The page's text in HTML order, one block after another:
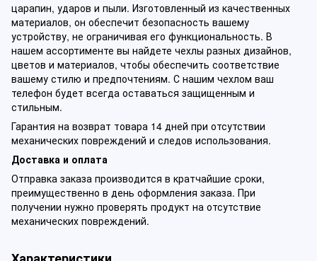
царапин, ударов и пыли. Изготовленный из качественных
материалов, он обеспечит безопасность вашему
устройству, не ограничивая его функциональность. В
нашем ассортименте вы найдете чехлы разных дизайнов,
цветов и материалов, чтобы обеспечить соответствие
вашему стилю и предпочтениям. С нашим чехлом ваш
телефон будет всегда оставаться защищенным и
стильным.
Гарантия на возврат товара 14 дней при отсутствии
механических повреждений и следов использования.
Доставка и оплата
Отправка заказа производится в кратчайшие сроки,
преимущественно в день оформления заказа. При
получении нужно проверять продукт на отсутствие
механических повреждений.